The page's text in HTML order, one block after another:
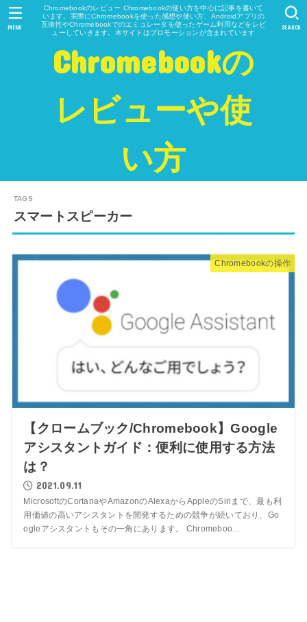
Chromebookのレビュー Chromebookの使い方を中心に記事を書いて
います。実際にChromebookを使った感想や使い方、Androidアプリの
互換性やChromebookでのエミュレータを使ったゲーム利用などをレビ
ューしていきます。本サイトはプロモーションが含まれています
Chromebookの
レビューや使
い方
SEARCH
MENU
スマートスピーカー
Chromebookの操作
【クロームブック/Chromebook】Google
アシスタントガイド：便利に使用する方法
は？
2021.09.11
MicrosoftのCortanaやAmazonのAlexaからAppleのSiriまで、最も利
用価値の高いアシスタントを開発するための競争が続いており、Go
ogleアシスタントもその一角にあります。 Chromeboo...